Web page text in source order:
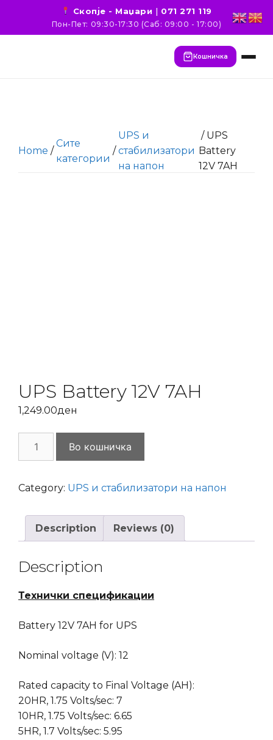
Скопје - Маџари | 071 271 119
Пон-Пет: 09:30-17:30 (Саб: 09:00 - 17:00)
Кошничка
Home /
Сите
категории
/
UPS и
стабилизатори
на напон
/ UPS
Battery
12V 7AH
UPS Battery 12V 7AH
1,249.00ден
7AH
Во кошничка
Category: UPS и стабилизатори на напон
Description Reviews (0)
Description
Технички спецификации
Battery 12V 7AH for UPS
Nominal voltage (V): 12
Rated capacity to Final Voltage (AH):
20HR, 1.75 Volts/sec: 7
10HR, 1.75 Volts/sec: 6.65
5HR, 1.7 Volts/sec: 5.95